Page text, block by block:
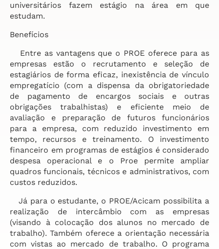
universitários fazem estágio na área em que
estudam.
Benefícios
Entre as vantagens que o PROE oferece para as
empresas estão o recrutamento e seleção de
estagiários de forma eficaz, inexistência de vínculo
empregatício (com a dispensa da obrigatoriedade
de pagamento de encargos sociais e outras
obrigações trabalhistas) e eficiente meio de
avaliação e preparação de futuros funcionários
para a empresa, com reduzido investimento em
tempo, recursos e treinamento. O investimento
financeiro em programas de estágios é considerado
despesa operacional e o Proe permite ampliar
quadros funcionais, técnicos e administrativos, com
custos reduzidos.
Já para o estudante, o PROE/Acicam possibilita a
realização de intercâmbio com as empresas
(visando à colocação dos alunos no mercado de
trabalho). Também oferece a orientação necessária
com vistas ao mercado de trabalho. O programa